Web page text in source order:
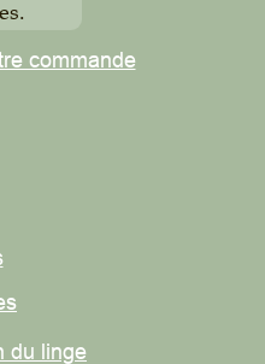
commande
du linge